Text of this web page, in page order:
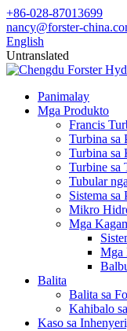
+86-028-87013699
nancy@forster-
English
Untranslated
Panimalay
Mga Produkto
Francis
Turbina sa
Turbina sa
Turbine sa
Tubular
Sistema sa
Mikro
Mga
Mga
Balita
Balita sa
Kahibalo
Kaso sa